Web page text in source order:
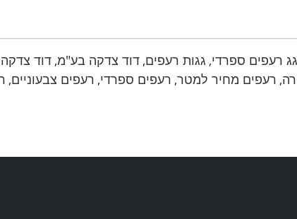
גג רעפים ספרדי, גגות רעפים, דוד צדקה בע"מ, דוד
, רעפים מחיר למטר, רעפים ספרדי, רעפים צבעוניים,